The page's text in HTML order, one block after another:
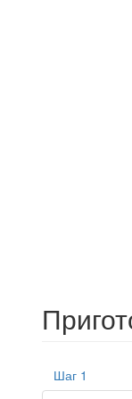
Шаг 1